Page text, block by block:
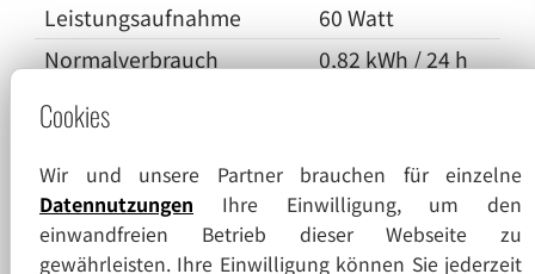
Leistungsaufnahme
60 Watt
Normalverbrauch
0,82 kWh / 24 h
Wärmeabgabe
Außenmaße einschl.
Wandabstand u. Türgriff
77 x 98 x 195,5 (B
x T x H in cm)
Nutzmaße
59 x 65 x 129 (B x
Cookies
Wir und unsere Partner brauchen für einzelne
Datennutzungen Ihre Einwilligung, um den
einwandfreien Betrieb dieser Webseite zu
gewährleisten. Ihre Einwilligung können Sie jederzeit